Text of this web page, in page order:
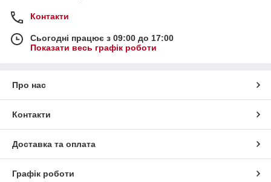
Контакти
Сьогодні працює з 09:00 до 17:00
Показати весь графік роботи
Про нас
Контакти
Доставка та оплата
Графік роботи